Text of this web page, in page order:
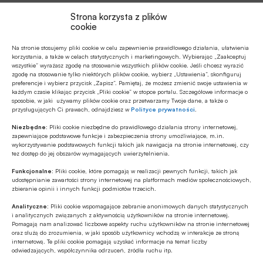
Strona korzysta z plików
cookie
Na stronie stosujemy pliki cookie w celu zapewnienie prawidłowego działania, ułatwienia
korzystania, a także w celach statystycznych i marketingowych. Wybierając „Zaakceptuj
wszystkie” wyrażasz zgodę na stosowanie wszystkich plików cookie. Jeśli chcesz wyrazić
zgodę na stosowanie tylko niektórych plików cookie, wybierz „Ustawienia”, skonfiguruj
preferencje i wybierz przycisk „Zapisz”. Pamiętaj, że możesz zmienić swoje ustawienia w
każdym czasie klikając przycisk „Pliki cookie” w stopce portalu. Szczegółowe informacje o
sposobie, w jaki używamy plików cookie oraz przetwarzamy Twoje dane, a także o
przysługujących Ci prawach, odnajdziesz wPolityce prywatności
Niezbędne: Pliki cookie niezbędne do prawidłowego działania strony internetowej,
zapewniające podstawowe funkcje i zabezpieczenia strony umożliwiające, m.in.
wykorzystywanie podstawowych funkcji takich jak nawigacja na stronie internetowej, czy
tez dostęp do jej obszarów wymagających uwierzytelnienia.
Funkcjonalne: Pliki cookie, które pomagają w realizacji pewnych funkcji, takich jak
udostępnianie zawartości strony internetowej na platformach mediów społecznościowych,
zbieranie opinii i innych funkcji podmiotów trzecich.
Analityczne: Pliki cookie wspomagające zebranie anonimowych danych statystycznych
i analitycznych związanych z aktywnością użytkowników na stronie internetowej.
Pomagają nam analizować liczbowe aspekty ruchu użytkowników na stronie internetowej
oraz służą do zrozumienia, w jaki sposób użytkownicy wchodzą w interakcje ze stroną
internetową. Te pliki cookie pomagają uzyskać informacje na temat liczby
odwiedzających, współczynnika odrzuceń, źródła ruchu itp.
Polecamy
MULTIMEDIA
przemysł zbrojeniowy
ESG
Zielone remonty odrębnym, masowym
segmentem rynku finansowania
Z RYNKU FINANSOWEGO
PKO BP o nowych zasadach
ustawowych w sprawach frankowych